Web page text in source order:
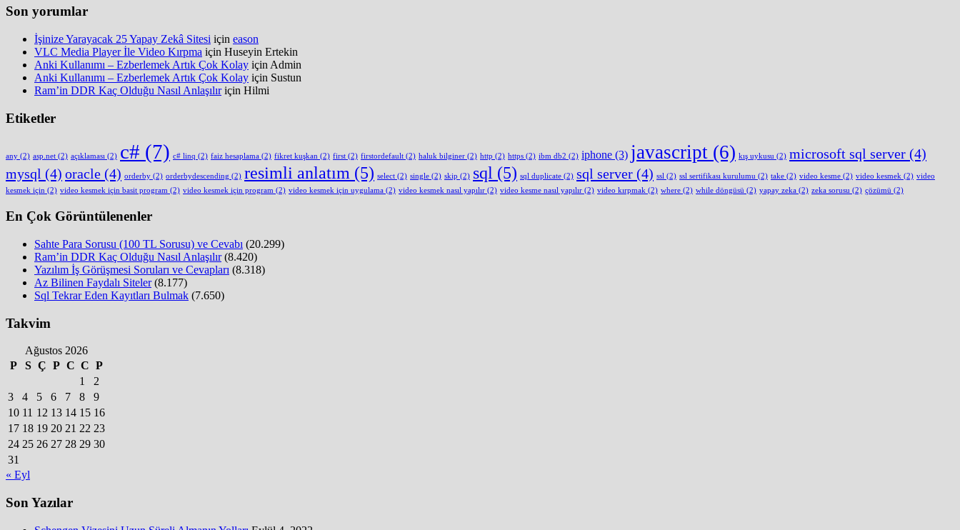
Son yorumlar
İşinize Yarayacak 25 Yapay Zekâ Sitesi için eason
VLC Media Player İle Video Kırpma için Huseyin Ertekin
Anki Kullanımı – Ezberlemek Artık Çok Kolay için Admin
Anki Kullanımı – Ezberlemek Artık Çok Kolay için Sustun
Ram’in DDR Kaç Olduğu Nasıl Anlaşılıriçin Hilmi
Etiketler
any (2) asp.net (2) açıklaması (2) c# (7) c# linq (2) faiz hesaplama (2) fikret kuşkan (2) first (2) firstordefault (2) haluk bilginer (2) http (2) https (2) ibm db2 (2) iphone (3) javascript (6) kış uykusu (2) microsoft sql server (4)
mysql (4) oracle (4) orderby (2) orderbydescending (2) resimli anlatım (5) select (2) single (2) skip (2) sql (5) sql duplicate (2) sql server (4) ssl (2) ssl sertifikası kurulumu (2) take (2) video kesme (2) video kesmek (2) video
kesmek için (2) video kesmek için basit program (2) video kesmek için program (2) video kesmek için uygulama (2) video kesmek nasıl yapılır (2) video kesme nasıl yapılır (2) video kırpmak (2) where (2) while döngüsü (2) yapay zeka (2) zeka sorusu (2) çözümü (2)
En Çok Görüntülenenler
Sahte Para Sorusu (100 TL Sorusu) ve Cevabı (20.299)
Ram’in DDR Kaç Olduğu Nasıl Anlaşılır (8.420)
Yazılım İş Görüşmesi Soruları ve Cevapları (8.318)
Az Bilinen Faydalı Siteler (8.177)
Sql Tekrar Eden Kayıtları Bulmak (7.650)
Takvim
Ağustos 2026
P
S Ç P C C P
1
2
3
4 5 6 7 8
9
10 11 12 13 14 15 16
17 18 19 20 21 22 23
24 25 26 27 28 29 30
31
« Eyl
Son Yazılar